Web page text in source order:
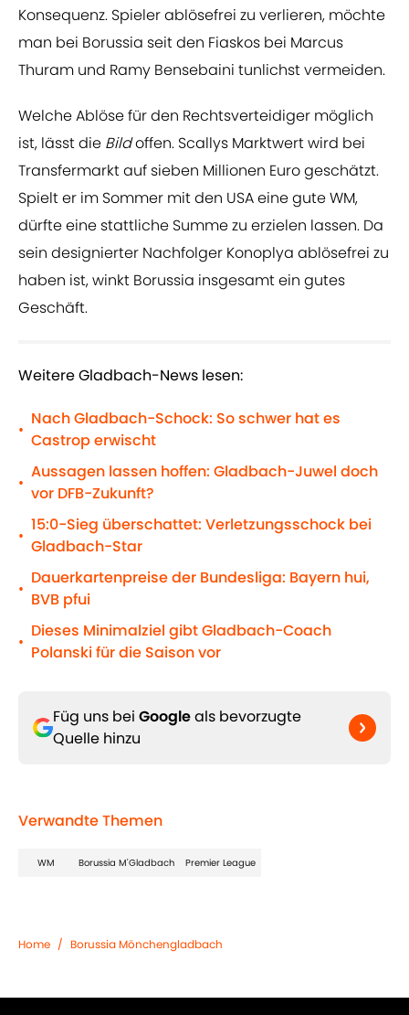
Konsequenz. Spieler ablösefrei zu verlieren, möchte
man bei Borussia seit den Fiaskos bei Marcus
Thuram und Ramy Bensebaini tunlichst vermeiden.
Welche Ablöse für den Rechtsverteidiger möglich
ist, lässt die Bildoffen. Scallys Marktwert wird bei
Transfermarkt auf sieben Millionen Euro geschätzt.
Spielt er im Sommer mit den USA eine gute WM,
dürfte eine stattliche Summe zu erzielen lassen. Da
sein designierter Nachfolger Konoplya ablösefrei zu
haben ist, winkt Borussia insgesamt ein gutes
Geschäft.
Weitere Gladbach-News lesen:
•
Nach Gladbach-Schock: So schwer hat es
Castrop erwischt
•
Aussagen lassen hoffen: Gladbach-Juwel doch
vor DFB-Zukunft?
•
15:0-Sieg überschattet: Verletzungsschock bei
Gladbach-Star
•
Dauerkartenpreise der Bundesliga: Bayern hui,
BVB pfui
•
Dieses Minimalziel gibt Gladbach-Coach
Polanski für die Saison vor
Füg uns bei Googleals bevorzugte
Quelle hinzu
Verwandte Themen
WM Borussia M'Gladbach Premier League
Home / Borussia Mönchengladbach